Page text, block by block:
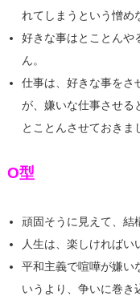
れてしまうという憎め
好きな事はとことんや
ん。
仕事は、好きな事をさ
が、嫌いな仕事させる
とことんさせておきま
O型
頑固そうに見えて、結
人生は、楽しければい
平和主義で喧嘩が嫌い
いうより、争いに巻き